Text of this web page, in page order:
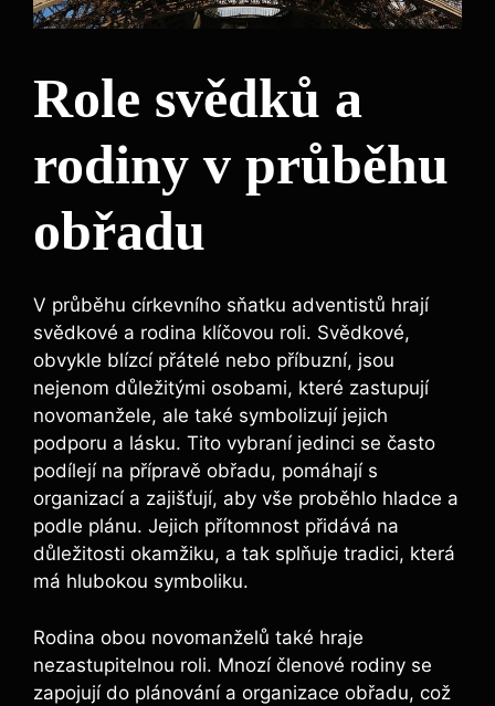
Role svědků a
rodiny v průběhu
obřadu
V průběhu církevního sňatku adventistů hrají
svědkové a rodina klíčovou roli. Svědkové,
obvykle blízcí přátelé nebo příbuzní, jsou
nejenom důležitými osobami, které zastupují
novomanžele, ale také symbolizují jejich
podporu a lásku. Tito vybraní jedinci se často
podílejí na přípravě obřadu, pomáhají s
organizací a zajišťují, aby vše proběhlo hladce a
podle plánu. Jejich přítomnost přidává na
důležitosti okamžiku, a tak splňuje tradici, která
má hlubokou symboliku.
Rodina obou novomanželů také hraje
nezastupitelnou roli. Mnozí členové rodiny se
zapojují do plánování a organizace obřadu, což